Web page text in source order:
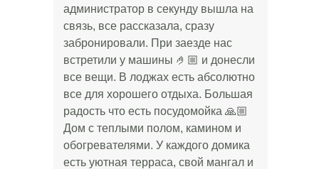
администратор в секунду вышла на
связь, все рассказала, сразу
забронировали. При заезде нас
встретили у машины 🤌🏼 и донесли
все вещи. В лоджах есть абсолютно
все для хорошего отдыха. Большая
радость что есть посудомойка 🙏🏼
Дом с теплыми полом, камином и
обогревателями. У каждого домика
есть уютная терраса, свой мангал и